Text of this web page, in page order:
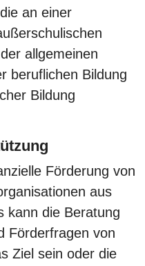
an einer
allgemeinen
beruflichen Bildung
Bildung
Förderung von
aus
kann die Beratung
Förderfragen von
Ziel sein oder die